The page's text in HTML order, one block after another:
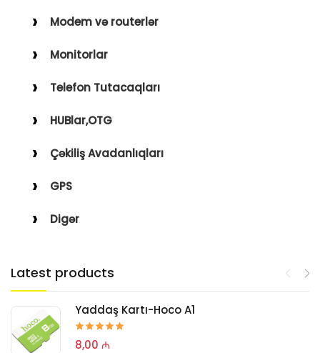
Modem və routerlər
Monitorlar
Telefon Tutacaqları
HUBlar,OTG
Çəkiliş Avadanlıqları
GPS
Digər
Latest products
Yaddaş Kartı-Hoco A1
8,00 ₼